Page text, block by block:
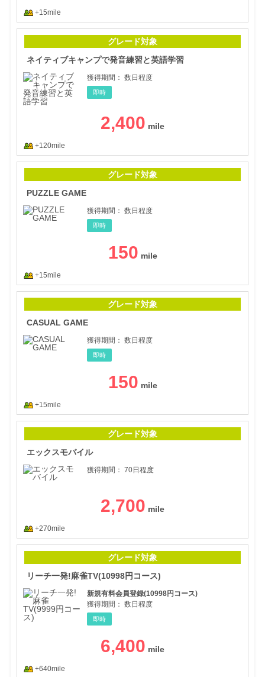
+15mile
グレード対象
ネイティブキャンプで発音練習と英語学習
獲得期間： 数日程度
即時
2,400
+120mile
グレード対象
PUZZLE GAME
獲得期間： 数日程度
即時
150
+15mile
グレード対象
CASUAL GAME
獲得期間： 数日程度
即時
150
+15mile
グレード対象
エックスモバイル
獲得期間： 70日程度
2,700
+270mile
グレード対象
リーチ一発!麻雀TV(10998円コース)
新規有料会員登録(10998円コース)
獲得期間： 数日程度
即時
6,400
+640mile